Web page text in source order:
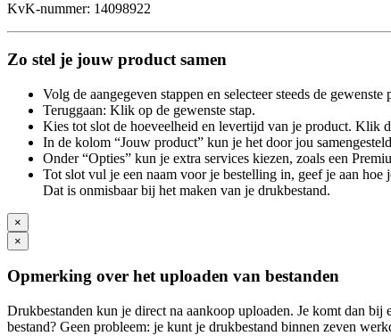
KvK-nummer: 14098922
Zo stel je jouw product samen
Volg de aangegeven stappen en selecteer steeds de
Teruggaan: Klik op de gewenste stap.
Kies tot slot de hoeveelheid en levertijd van je product. Klik
In de kolom “Jouw product” kun je het door jou
Onder “Opties” kun je extra services kiezen, zoals een
Tot slot vul je een naam voor je bestelling in, geef je aan
Dat is onmisbaar bij het maken van je drukbestand.
×
×
Opmerking over het uploaden van bestanden
Drukbestanden kun je direct na aankoop uploaden. Je komt dan
bestand? Geen probleem: je kunt je drukbestand binnen zeven